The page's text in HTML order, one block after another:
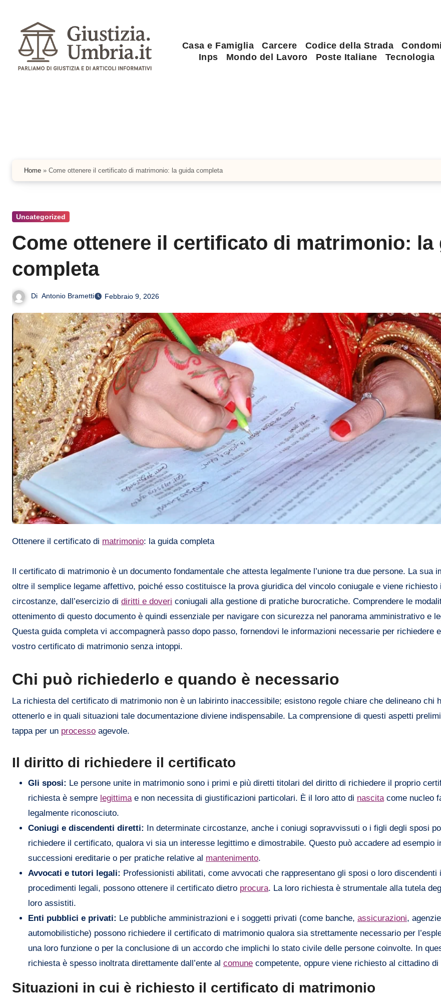
contenuto
Casa e Famiglia Carcere Codice della Strada
Inps
Mondo del Lavoro Poste Italiane Tecnologia
Home » Come ottenere il certificato di matrimonio: la guida completa
Uncategorized
Come ottenere il certificato di matrimonio: la
completa
Di Antonio Brametti Febbraio 9, 2026
Ottenere il certificato di matrimonio: la guida completa
Il certificato di matrimonio è un documento fondamentale che attesta legalmente l’unione tra due persone. La sua
oltre il semplice legame affettivo, poiché esso costituisce la prova giuridica del vincolo coniugale e viene richiesto
circostanze, dall’esercizio di diritti e doveri coniugali alla gestione di pratiche burocratiche. Comprendere le
ottenimento di questo documento è quindi essenziale per navigare con sicurezza nel panorama amministrativo e
Questa guida completa vi accompagnerà passo dopo passo, fornendovi le informazioni necessarie per richiedere
vostro certificato di matrimonio senza intoppi.
Chi può richiederlo e quando è necessario
La richiesta del certificato di matrimonio non è un labirinto inaccessibile; esistono regole chiare che delineano chi
ottenerlo e in quali situazioni tale documentazione diviene indispensabile. La comprensione di questi aspetti
tappa per un processo agevole.
Il diritto di richiedere il certificato
Gli sposi: Le persone unite in matrimonio sono i primi e più diretti titolari del diritto di richiedere il proprio
richiesta è sempre legittimae non necessita di giustificazioni particolari. È il loro atto di nascitacome nucleo
legalmente riconosciuto.
Coniugi e discendenti diretti: In determinate circostanze, anche i coniugi sopravvissuti o i figli degli sposi
richiedere il certificato, qualora vi sia un interesse legittimo e dimostrabile. Questo può accadere ad esempio
successioni ereditarie o per pratiche relative al mantenimento.
Avvocati e tutori legali: Professionisti abilitati, come avvocati che rappresentano gli sposi o loro discendenti
procedimenti legali, possono ottenere il certificato dietro procura. La loro richiesta è strumentale alla tutela
loro assistiti.
Enti pubblici e privati: Le pubbliche amministrazioni e i soggetti privati (come banche, assicurazioni,
automobilistiche) possono richiedere il certificato di matrimonio qualora sia strettamente necessario per
una loro funzione o per la conclusione di un accordo che implichi lo stato civile delle persone coinvolte. In
richiesta è spesso inoltrata direttamente dall’ente al comune competente, oppure viene richiesto al cittadino di
Situazioni in cui è richiesto il certificato di matrimonio